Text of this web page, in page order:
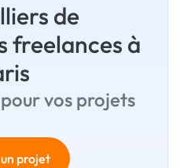
de
freelances à
vos projets
projet